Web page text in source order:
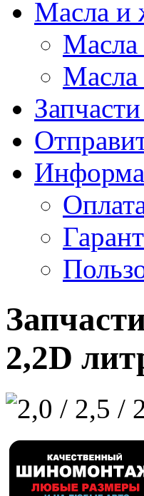
Масла и
Масла
Масла
2,2D